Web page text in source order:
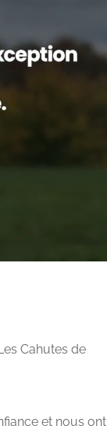
Cahutes de
et nous ont